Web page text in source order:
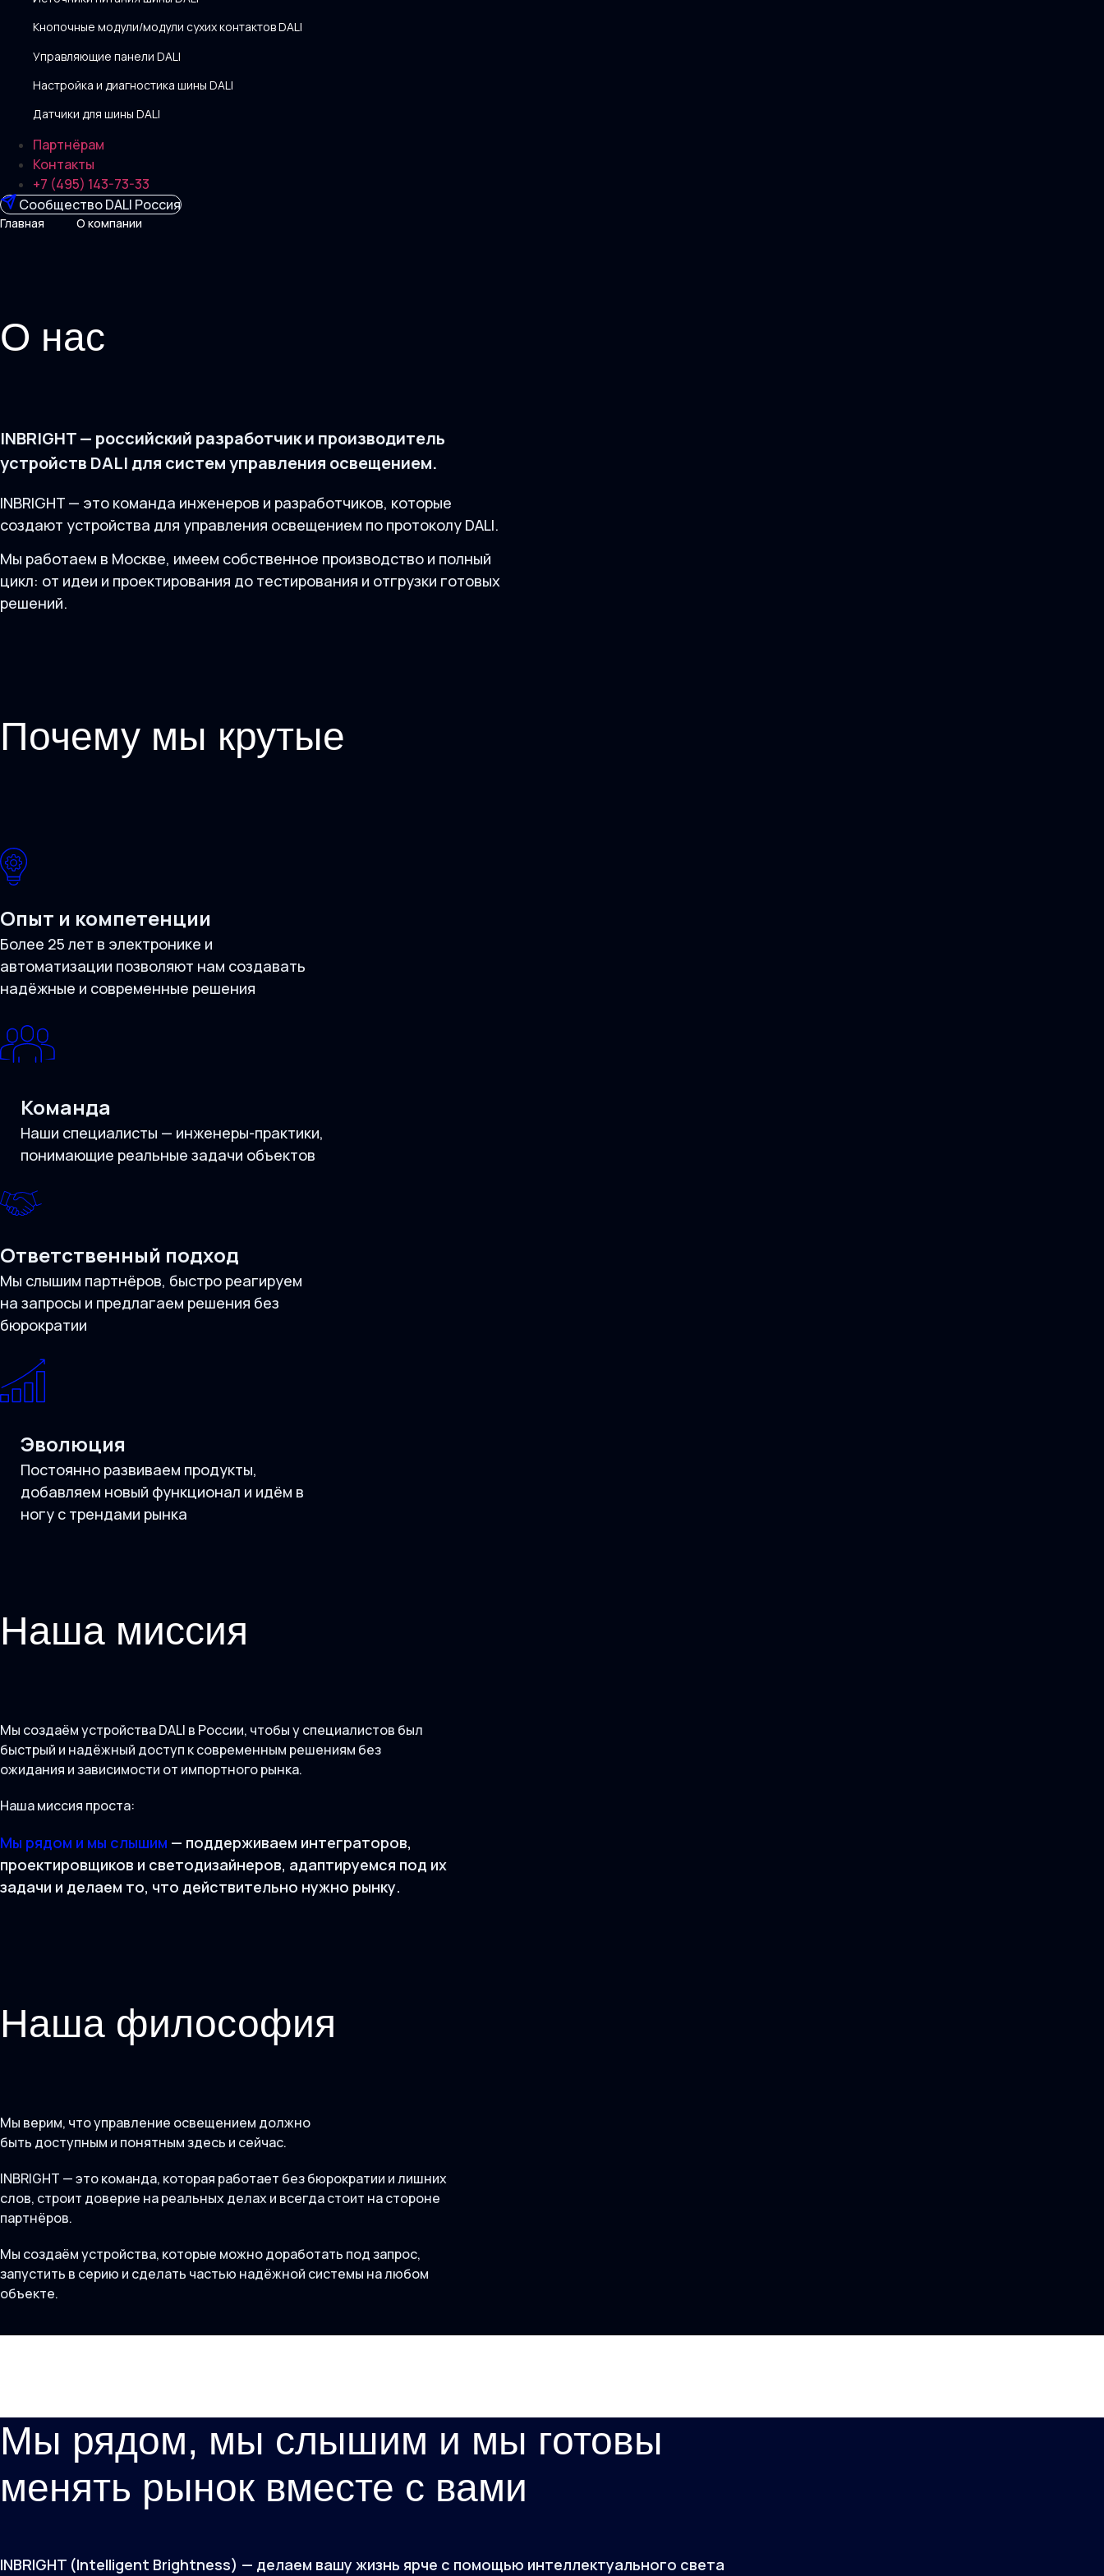
Кнопочные модули/модули сухих контактов DALI
Управляющие панели DALI
Настройка и диагностика шины DALI
Датчики для шины DALI
Партнёрам
Контакты
+7 (495) 143-73-33
Сообщество DALI Россия
Главная О компании
О нас
INBRIGHT — российский разработчик и производитель
устройств DALI для систем управления освещением.
INBRIGHT — это команда инженеров и разработчиков, которые
создают устройства для управления освещением по протоколу DALI.
Мы работаем в Москве, имеем собственное производство и полный
цикл: от идеи и проектирования до тестирования и отгрузки готовых
решений.
Почему мы крутые
Опыт и компетенции
Более 25 лет в электронике и
автоматизации позволяют нам создавать
надёжные и современные решения
Команда
Наши специалисты — инженеры-практики,
понимающие реальные задачи объектов
Ответственный подход
Мы слышим партнёров, быстро реагируем
на запросы и предлагаем решения без
бюрократии
Эволюция
Постоянно развиваем продукты,
добавляем новый функционал и идём в
ногу с трендами рынка
Наша миссия
Мы создаём устройства DALI в России, чтобы у специалистов был
быстрый и надёжный доступ к современным решениям без
ожидания и зависимости от импортного рынка.
Наша миссия проста:
Мы рядом и мы слышим — поддерживаем интеграторов,
проектировщиков и светодизайнеров, адаптируемся под их
задачи и делаем то, что действительно нужно рынку.
Наша философия
Мы верим, что управление освещением должно
быть доступным и понятным здесь и сейчас.
INBRIGHT — это команда, которая работает без бюрократии и лишних
слов, строит доверие на реальных делах и всегда стоит на стороне
партнёров.
Мы создаём устройства, которые можно доработать под запрос,
запустить в серию и сделать частью надёжной системы на любом
объекте.
Мы рядом, мы слышим и мы готовы
менять рынок вместе с вами
INBRIGHT (Intelligent Brightness) — делаем вашу жизнь ярче с помощью интеллектуального света